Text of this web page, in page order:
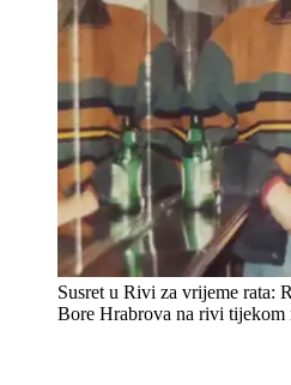
Susret u Rivi za vrijeme rata:
Bore Hrabrova na rivi tijekom